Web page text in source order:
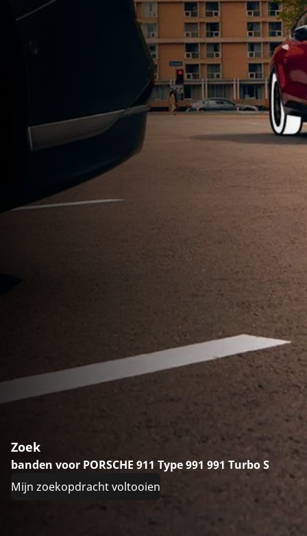
Zoek
banden voor PORSCHE 911 Type 991 991 Turbo S
Mijn zoekopdracht voltooien